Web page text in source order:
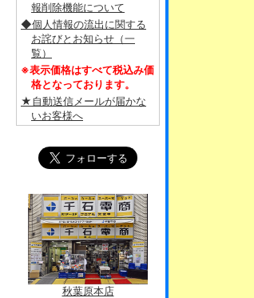
報削除機能について
◆個人情報の流出に関する
お詫びとお知らせ（一
覧）
※表示価格はすべて税込み価
格となっております。
★自動送信メールが届かな
いお客様へ
秋葉原本店